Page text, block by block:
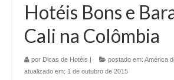
Hotéis Bons e
Cali na Colômbia
por Dicas de Hotéis | postado em: América
atualizado em: 1 de outubro de 2015